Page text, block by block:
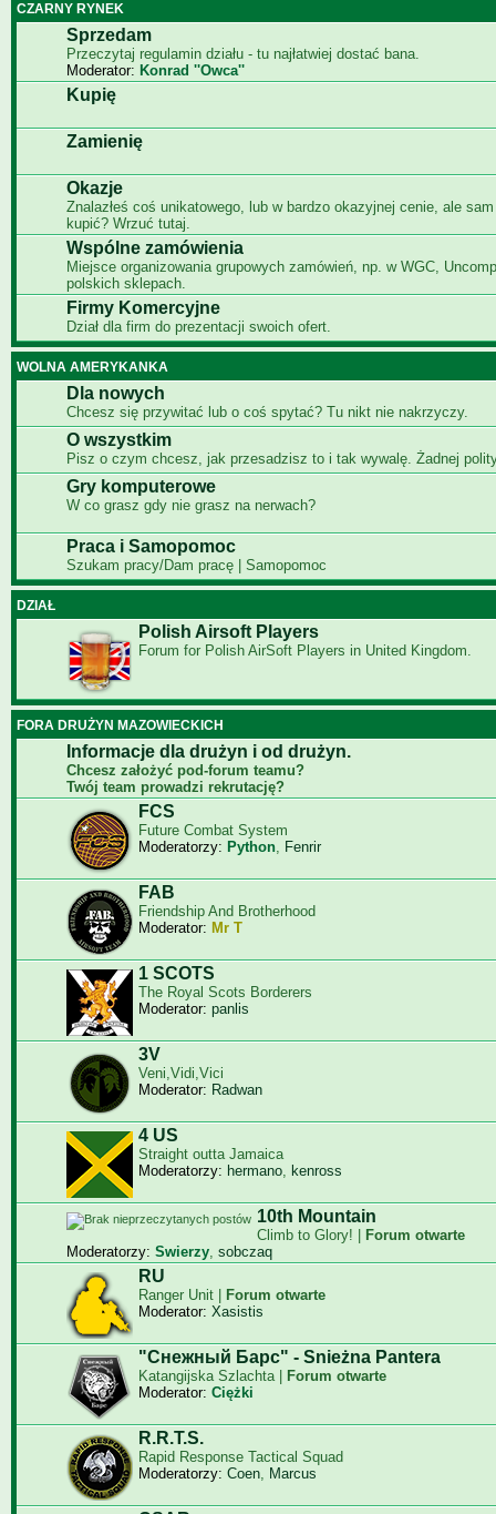
CZARNY RYNEK
Sprzedam
Przeczytaj regulamin działu - tu najłatwiej dostać bana.
Moderator: Konrad ''Owca''
Kupię
Zamienię
Okazje
Znalazłeś coś unikatowego, lub w bardzo okazyjnej cenie, ale
kupić? Wrzuć tutaj.
Wspólne zamówienia
Miejsce organizowania grupowych zamówień, np. w WGC,
polskich sklepach.
Firmy Komercyjne
Dział dla firm do prezentacji swoich ofert.
WOLNA AMERYKANKA
Dla nowych
Chcesz się przywitać lub o coś spytać? Tu nikt nie nakrzyczy.
O wszystkim
Pisz o czym chcesz, jak przesadzisz to i tak wywalę. Żadnej
Gry komputerowe
W co grasz gdy nie grasz na nerwach?
Praca i Samopomoc
Szukam pracy/Dam pracę | Samopomoc
DZIAŁ
Polish Airsoft Players
Forum for Polish AirSoft Players in United Kingdom.
FORA DRUŻYN MAZOWIECKICH
Informacje dla drużyn i od drużyn.
Chcesz założyć pod-forum teamu?
Twój team prowadzi rekrutację?
FCS
Future Combat System
Moderatorzy: Python, Fenrir
FAB
Friendship And Brotherhood
Moderator: Mr T
1 SCOTS
The Royal Scots Borderers
Moderator: panlis
3V
Veni,Vidi,Vici
Moderator: Radwan
4 US
Straight outta Jamaica
Moderatorzy: hermano, kenross
10th Mountain
Climb to Glory! |
Forum otwarte
Moderatorzy: Swierzy, sobczaq
RU
Ranger Unit |
Forum otwarte
Moderator: Xasistis
"Снежный Барс" - Snieżna Pantera
Katangijska Szlachta |
Forum otwarte
Moderator: Ciężki
R.R.T.S.
Rapid Response Tactical Squad
Moderatorzy: Coen, Marcus